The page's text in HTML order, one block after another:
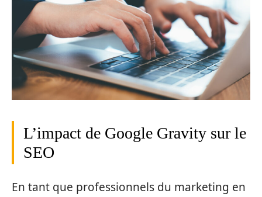
L’impact de Google Gravity sur le
SEO
En tant que professionnels du marketing en